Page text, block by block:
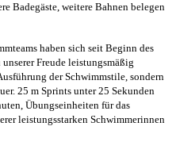
Badegäste, weitere Bahnen belegen
haben sich seit Beginn des
Freude leistungsmäßig
der Schwimmstile, sondern
25 m Sprints unter 25 Sekunden
Übungseinheiten für das
leistungsstarken Schwimmerinnen